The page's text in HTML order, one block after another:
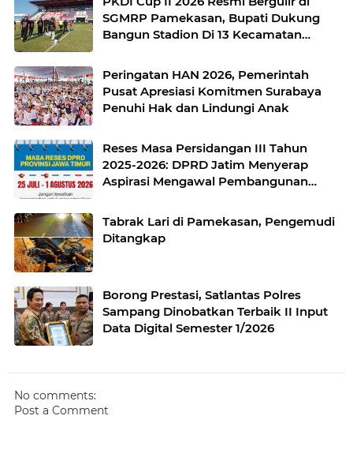
SGMRP Pamekasan, Bupati Dukung
Bangun Stadion Di 13 Kecamatan
Peringatan HAN 2026, Pemerintah
Pusat Apresiasi Komitmen Surabaya
Penuhi Hak dan Lindungi Anak
Reses Masa Persidangan III Tahun
2025-2026: DPRD Jatim Menyerap
Aspirasi Mengawal Pembangunan
Tabrak Lari di Pamekasan, Pengemudi
Ditangkap
Borong Prestasi, Satlantas Polres
Sampang Dinobatkan Terbaik II Input
Data Digital Semester 1/2026
No comments:
Post a Comment